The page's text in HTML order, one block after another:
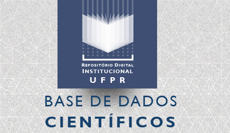
BASE DE DADOS
CIENTÍFICOS